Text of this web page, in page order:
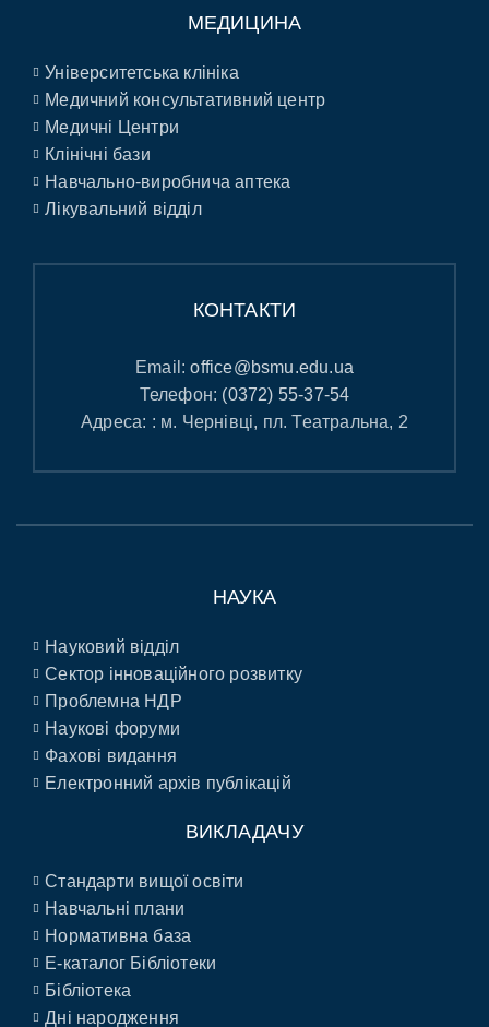
МЕДИЦИНА
Університетська клініка
Медичний консультативний центр
Медичні Центри
Клінічні бази
Навчально-виробнича аптека
Лікувальний відділ
КОНТАКТИ
Email:office@bsmu.edu.ua
Телефон: (0372) 55-37-54
Адреса: : м. Чернівці, пл. Театральна, 2
НАУКА
Науковий відділ
Сектор інноваційного розвитку
Проблемна НДР
Наукові форуми
Фахові видання
Електронний архів публікацій
ВИКЛАДАЧУ
Стандарти вищої освіти
Навчальні плани
Нормативна база
E-каталог Бібліотеки
Бібліотека
Дні народження